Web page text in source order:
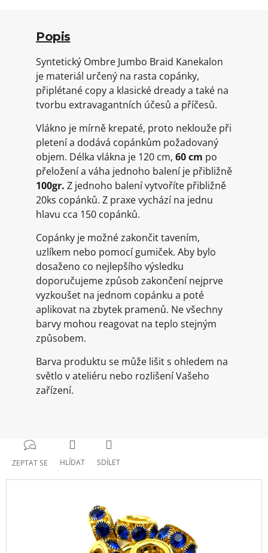
Popis
Syntetický Ombre Jumbo Braid Kanekalon
je materiál určený na rasta copánky,
připlétané copy a klasické dready a také na
tvorbu extravagantních účesů a příčesů.
Vlákno je mírně krepaté, proto neklouže při
pletení a dodává copánkům požadovaný
objem. Délka vlákna je 120 cm, 60 cm po
přeložení a váha jednoho balení je přibližně
100gr. Z jednoho balení vytvoříte přibližně
20ks copánků. Z praxe vychází na jednu
hlavu cca 150 copánků.
Copánky je možné zakončit tavením,
uzlíkem nebo pomocí gumiček. Aby bylo
dosaženo co nejlepšího výsledku
doporučujeme způsob zakončení nejprve
vyzkoušet na jednom copánku a poté
aplikovat na zbytek pramenů. Ne všechny
barvy mohou reagovat na teplo stejným
způsobem.
Barva produktu se může lišit s ohledem na
světlo v ateliéru nebo rozlišení Vašeho
zařízení.
ZEPTAT SE HLÍDAT SDÍLET